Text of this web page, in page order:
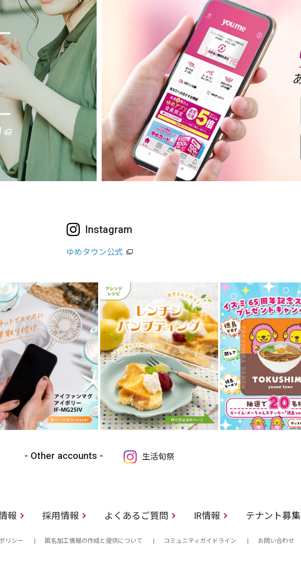
Instagram
ゆめタウン公式
Other accounts 生活旬祭
報 採用情報 よくあるご質問 IR情報 テナント募集
リシー 匿名加工情報の作成と提供について コミュニティガイドライン お問い合わせ